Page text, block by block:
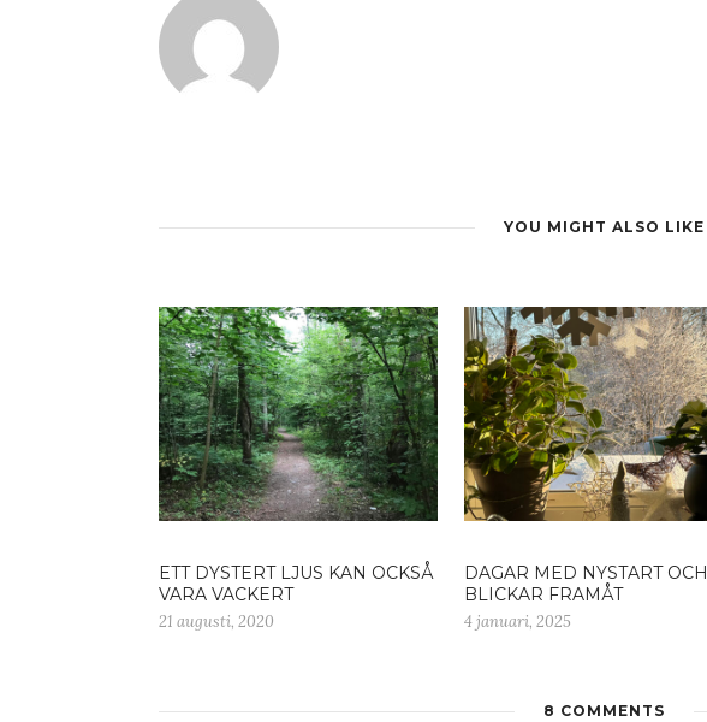
YOU MIGHT ALSO LIKE
ETT DYSTERT LJUS KAN OCKSÅ
VARA VACKERT
21 augusti, 2020
DAGAR MED NYSTART OCH
BLICKAR FRAMÅT
4 januari, 2025
8 COMMENTS